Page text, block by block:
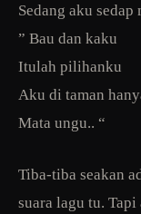
Sedang aku
” Bau dan kaku
Itulah pilihanku
Aku di taman
Mata ungu.. “
Tiba-tiba seakan
suara lagu tu.